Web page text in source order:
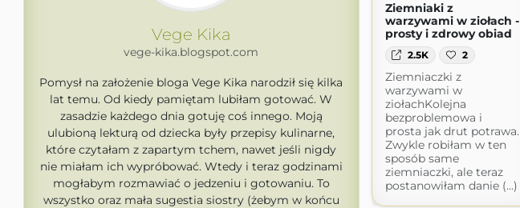
Vege Kika
vege-kika.blogspot.com
Pomysł na założenie bloga Vege Kika narodził się kilka
lat temu. Od kiedy pamiętam lubiłam gotować. W
zasadzie każdego dnia gotuję coś innego. Moją
ulubioną lekturą od dziecka były przepisy kulinarne,
które czytałam z zapartym tchem, nawet jeśli nigdy
nie miałam ich wypróbować. Wtedy i teraz godzinami
mogłabym rozmawiać o jedzeniu i gotowaniu. To
wszystko oraz mała sugestia siostry (żebym w końcu
Ziemniaki z
warzywami w ziołach -
prosty i zdrowy obiad
2.5K 2
Ziemniaczki z
warzywami w
ziołachKolejna
bezproblemowa i
prosta jak drut potrawa.
Zwykle robiłam w ten
sposób same
ziemniaczki, ale teraz
postanowiłam danie (...)